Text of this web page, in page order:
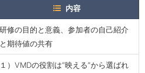
内容
研修の目的と意義、参加者の自己紹介
と期待値の共有
１）VMDの役割は“映える”から選ばれ